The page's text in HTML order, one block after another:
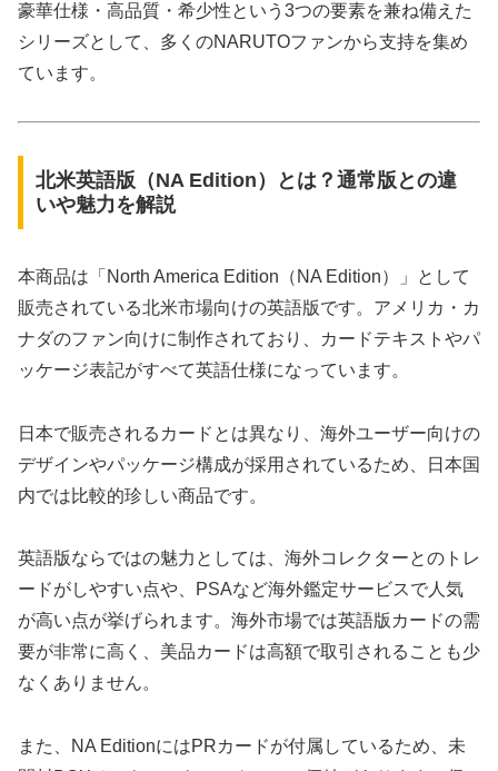
豪華仕様・高品質・希少性という3つの要素を兼ね備えた
シリーズとして、多くのNARUTOファンから支持を集め
ています。
北米英語版（NA Edition）とは？通常版との違
いや魅力を解説
本商品は「North America Edition（NA Edition）」として
販売されている北米市場向けの英語版です。アメリカ・カ
ナダのファン向けに制作されており、カードテキストやパ
ッケージ表記がすべて英語仕様になっています。
日本で販売されるカードとは異なり、海外ユーザー向けの
デザインやパッケージ構成が採用されているため、日本国
内では比較的珍しい商品です。
英語版ならではの魅力としては、海外コレクターとのトレ
ードがしやすい点や、PSAなど海外鑑定サービスで人気
が高い点が挙げられます。海外市場では英語版カードの需
要が非常に高く、美品カードは高額で取引されることも少
なくありません。
また、NA EditionにはPRカードが付属しているため、未